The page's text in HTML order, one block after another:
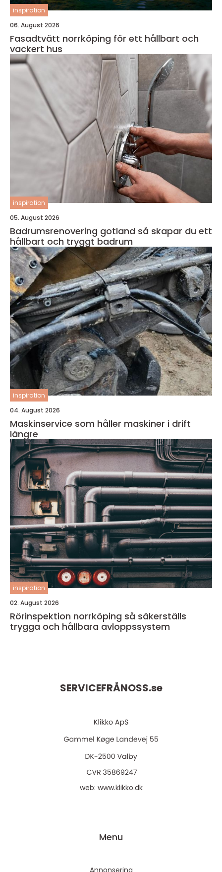
inspiration
06. August 2026
Fasadtvätt norrköping för ett hållbart och
vackert hus
inspiration
05. August 2026
Badrumsrenovering gotland så skapar du ett
hållbart och tryggt badrum
inspiration
04. August 2026
Maskinservice som håller maskiner i drift
längre
inspiration
02. August 2026
Rörinspektion norrköping så säkerställs
trygga och hållbara avloppssystem
SERVICEFRÅNOSS.se
web: www.klikko.dk
Menu
Annonsering